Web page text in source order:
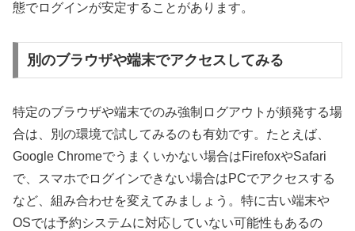
態でログインが安定することがあります。
別のブラウザや端末でアクセスしてみる
特定のブラウザや端末でのみ強制ログアウトが頻発する場
合は、別の環境で試してみるのも有効です。たとえば、
Google Chromeでうまくいかない場合はFirefoxやSafari
で、スマホでログインできない場合はPCでアクセスする
など、組み合わせを変えてみましょう。特に古い端末や
OSでは予約システムに対応していない可能性もあるの